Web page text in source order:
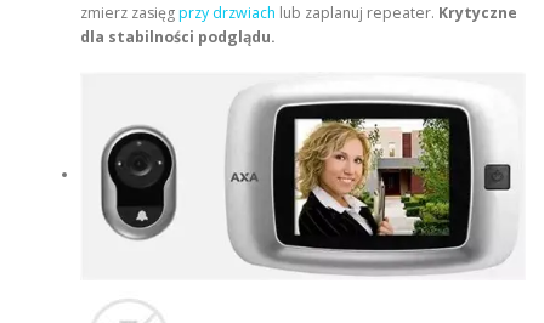
zmierz zasięgprzy drzwiach lub zaplanuj repeater. Krytyczne
dla stabilności podglądu.